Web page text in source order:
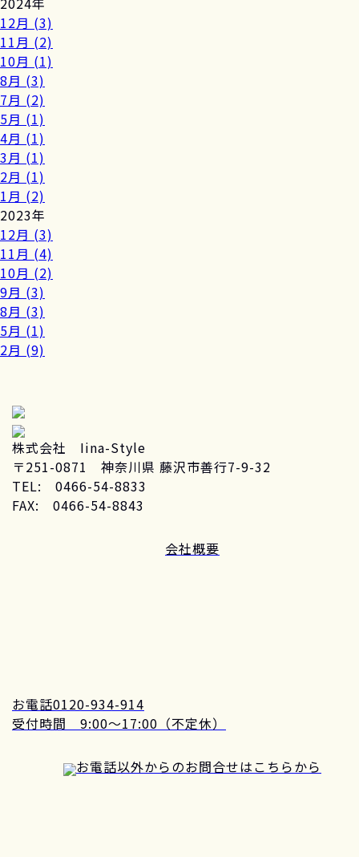
12月 (3)
11月 (2)
10月 (1)
8月 (3)
7月 (2)
5月 (1)
4月 (1)
3月 (1)
2月 (1)
1月 (2)
2023年
12月 (3)
11月 (4)
10月 (2)
9月 (3)
8月 (3)
5月 (1)
2月 (9)
株式会社 Iina-Style
〒251-0871 神奈川県 藤沢市善行7-9-32
TEL: 0466-54-8833
FAX: 0466-54-8843
会社概要
お電話0120-934-914
受付時間 9:00～17:00（不定休）
お電話以外からのお問合せはこちらから